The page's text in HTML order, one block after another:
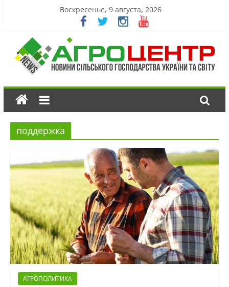
Воскресенье, 9 августа, 2026
поддержка
АГРОПОЛИТИКА